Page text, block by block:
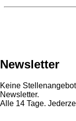
Newsletter
Keine
Newsletter.
Alle 14 Tage.